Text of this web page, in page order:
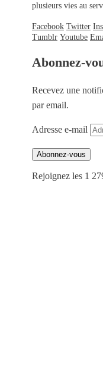
plusieurs vies au
Facebook Twitter
Tumblr Youtube
Abonnez-
Recevez une
par email.
Adresse e-mail
Abonnez-vous
Rejoignez les 1